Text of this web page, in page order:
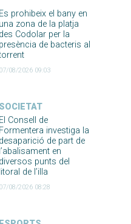
Es prohibeix el bany en
una zona de la platja
des Codolar per la
presència de bacteris al
07/08/2026 09:03
SOCIETAT
El Consell de
Formentera investiga la
desaparició de part de
l’abalisament en
diversos punts del
litoral de l’illa
07/08/2026 08:28